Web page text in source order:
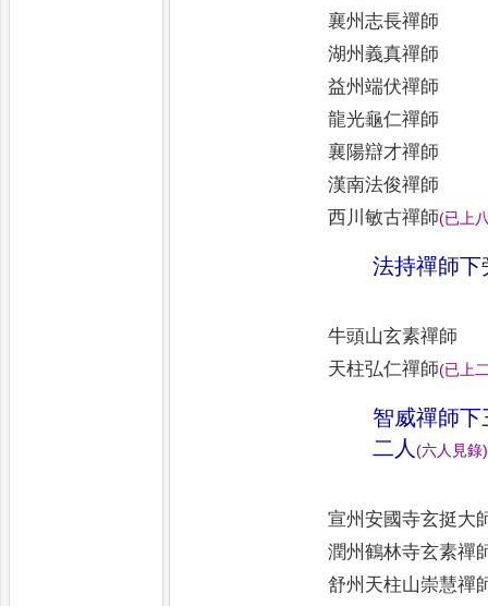
襄州志長禪師
湖州義真禪師
益州端伏禪師
龍光龜仁禪師
襄陽辯才禪師
漢南法俊禪師
西川敏古禪師(已上
法持禪師下
牛頭山玄素禪師
天柱弘仁禪師(已上
智威禪師
二人 (六人見錄)
宣州安國寺玄挺大
潤州鶴林寺玄素禪
舒州天柱山崇慧禪